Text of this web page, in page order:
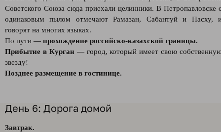
Советского Союза сюда приехали целинники. В Петропавловске
одинаковым пылом отмечают Рамазан, Сабантуй и Пасху,
говорят на многих языках.
По пути — прохождение российско-казахской границы.
Прибытие в Курган — город, который имеет свою
звезду!
Позднее размещение в гостинице.
День 6: Дорога домой
Завтрак.